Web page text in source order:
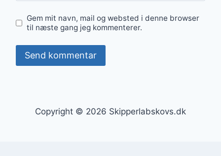
Gem mit navn, mail og websted i denne browser
til næste gang jeg kommenterer.
Copyright © 2026 Skipperlabskovs.dk